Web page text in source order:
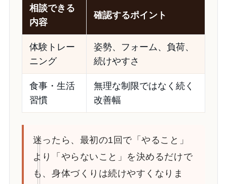
相談できる
内容
確認するポイント
体験トレー
ニング
姿勢、フォーム、負荷、
続けやすさ
食事・生活
習慣
無理な制限ではなく続く
改善幅
迷ったら、最初の1回で「やること」
より「やらないこと」を決めるだけで
も、身体づくりは続けやすくなりま